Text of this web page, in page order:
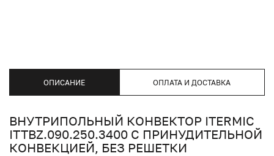
ОПИСАНИЕ ОПЛАТА И ДОСТАВКА
ВНУТРИПОЛЬНЫЙ КОНВЕКТОР ITERMIC
ITTBZ.090.250.3400 С ПРИНУДИТЕЛЬНОЙ
КОНВЕКЦИЕЙ, БЕЗ РЕШЕТКИ